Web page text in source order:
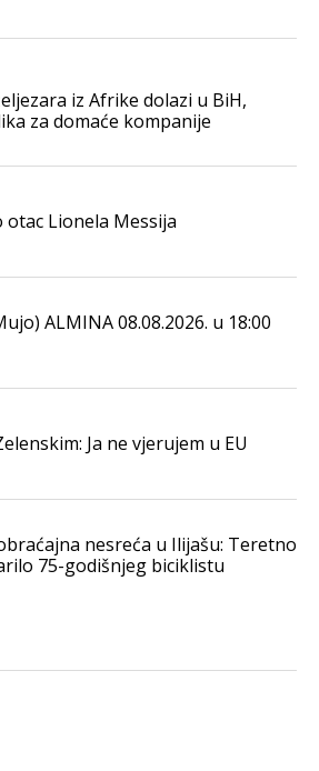
iz Afrike dolazi u BiH,
za domaće kompanije
otac Lionela Messija
ALMINA 08.08.2026. u 18:00
Ja ne vjerujem u EU
nesreća u Ilijašu: Teretno
75-godišnjeg biciklistu